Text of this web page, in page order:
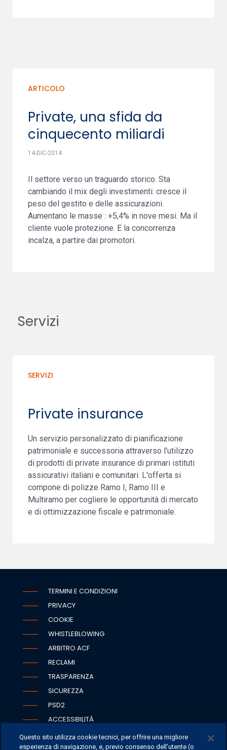
ARTICOLO
Private, una sfida da
cinquecento miliardi
14-DIC-2014
Il settore verso un traguardo storico. Sta
cambiando il mix degli investimenti: cresce il
peso del gestito e delle assicurazioni.
Aumentano le masse : +5,4% in nove mesi. Ma il
cliente vuole protezione. E la concorrenza
incalza, a partire dai promotori.
Servizi
SERVIZI
Private insurance
Un servizio personalizzato di pianificazione
patrimoniale e successoria attraverso l'utilizzo
di prodotti di private insurance di primari istituti
assicurativi italiani e comunitari. L'offerta si
compone di polizze Ramo I, Ramo III e
Multiramo per cogliere le opportunità di mercato
e di ottimizzazione fiscale e patrimoniale.
TERMINI E CONDIZIONI
PRIVACY
COOKIE
WHISTLEBLOWING
ARBITRO ACF
RECLAMI
TRASPARENZA
SICUREZZA
PSD2
ACCESSIBILITÀ
Questo sito utilizza cookie tecnici, per offrire una migliore
esperienza di navigazione, e, previo consenso dell’utente (o